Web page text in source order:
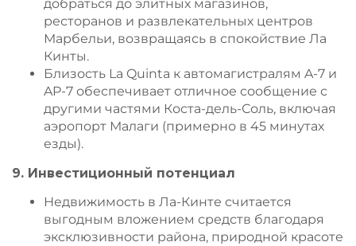
добраться до элитных магазинов,
ресторанов и развлекательных центров
Марбельи, возвращаясь в спокойствие Ла
Кинты.
Близость La Quinta к автомагистралям A-7 и
AP-7 обеспечивает отличное сообщение с
другими частями Коста-дель-Соль, включая
аэропорт Малаги (примерно в 45 минутах
езды).
9. Инвестиционный потенциал
Недвижимость в Ла-Кинте считается
выгодным вложением средств благодаря
эксклюзивности района, природной красоте